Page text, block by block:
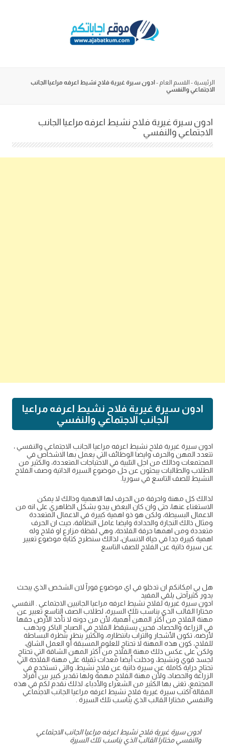
الرئيسية - القسم العام - ادون سيرة غيرية فلاح نشيط اعرفه مراعيا الجانب
الاجتماعي والنفسي
ادون سيرة غيرية فلاح نشيط اعرفه مراعيا الجانب
الاجتماعي والنفسي
ادون سيرة غيرية فلاح نشيط اعرفه مراعيا
الجانب الاجتماعي والنفسي
ادون سيرة غيرية فلاح نشيط اعرفه مراعيا الجانب الاجتماعي والنفسي ،
تتعدد المهن والحرف وايضا الوظائف التي يعمل بها الاشخاص في
المجتمعات وذالك من اجل التلبية في الاحتياجات المتعددة، والكثير من
الطلاب والطالبات يبحثون عن حل موضوع السيرة الذاتية وصف الفلاح
النشيط للصف التاسع في سوريا.
لذالك كل مهنة واحرفة من الحرف لها الاهمية وذالك لا يمكن
الاستغناء عنها، حتى وان كان البعض يبدو بشكل الظاهري على انه من
الاعمال البسيطة، ولكن هو ذو اهمية كبيرة في الاعمال المتعددة
ومثال ذالك النجارة والحدادة وايضا عامل النظافة، حيث ان الحرف
متعددة ومن اهمها حرفة الفلاحة، وهي لفظة مزارع او فلاح وله
اهمية كبيرة جدا في حياة الانسان، لذالك سنطرح كتابة موضوع تعبير
عن سيرة ذاتية عن الفلاح للصف التاسع
هل بي امكانكم ان تدخلو في اي موضوع فورآ لان الشخص الذي يبحث
يدور كثيرآحتى يلقي المفيد
ادون سيرة غيرية لفلاح نشيط اعرفه مراعيا الجانبين الاجتماعي . النفسي
مختارا القالب الذي يناسب تلك السيرة، لطلاب الصف التاسع تعبير عن
مهنة الفلاح من أكثر المهن أهمية، لأن من دونه لا تأخذ الأرض حقها
في الزراعة والحصاد، فحين يستيقظ الفلاح في الصباح الباكر ويذهب
لأرضه، تكون الأشجار والتراب بانتظاره، والكثير ينظر بنظرة البساطة
للفلاح، كون هذه المهنة لا تحتاج للعلوم المسبقة أو العمل الشاق،
ولكن على عكس ذلك مهنة الفلاح من أكثر المهن الشاقة التي تحتاج
لجسد قوي ونشيط، ودخلت أيضا معدات ثقيلة على مهنة الفلاحة التي
تحتاج دراية كاملة عن سيرة ذاتية عن فلاح نشيط، والتي تستخدم في
الزراعة والحصاد، ولأن مهنة الفلاح مهمة ولها تقدير كبير بين أفراد
المجتمع، تغنى بها الكثير من الشعراء والأدباء، لذلك نقدم لكم في هذه
المقالة اكتب سيرة غيرية فلاح نشيط اعرفه مراعيا الجانب الاجتماعي
والنفسي مختارا القالب الذي يناسب تلك السيرة .
ادون سيرة غيرية فلاح نشيط اعرفه مراعيا الجانب الاجتماعي
والنفسي مختارا القالب الذي يناسب تلك السيرة